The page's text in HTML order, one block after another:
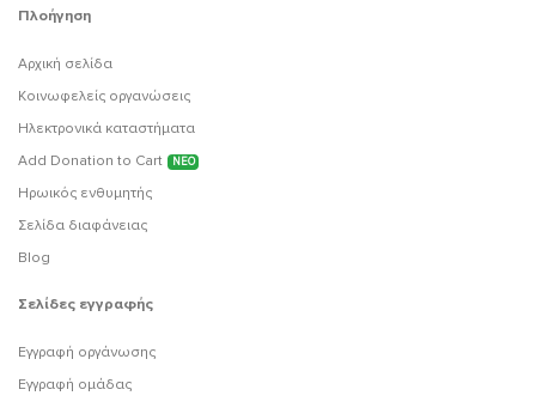
Πλοήγηση
Αρχική σελίδα
Κοινωφελείς οργανώσεις
Ηλεκτρονικά καταστήματα
Add Donation to Cart
ΝΕΟ
Ηρωικός ενθυμητής
Σελίδα διαφάνειας
Blog
Σελίδες εγγραφής
Εγγραφή οργάνωσης
Εγγραφή ομάδας